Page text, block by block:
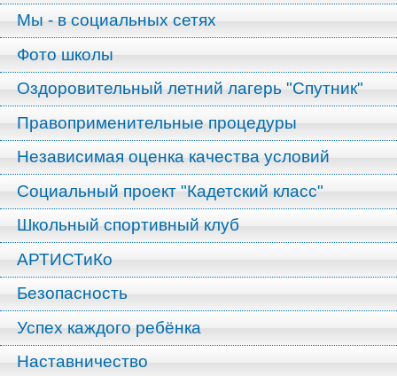
Мы - в социальных сетях
Фото школы
Оздоровительный летний лагерь "Спутник"
Правоприменительные процедуры
Независимая оценка качества условий
Социальный проект "Кадетский класс"
Школьный спортивный клуб
АРТИСТиКо
Безопасность
Успех каждого ребёнка
Наставничество